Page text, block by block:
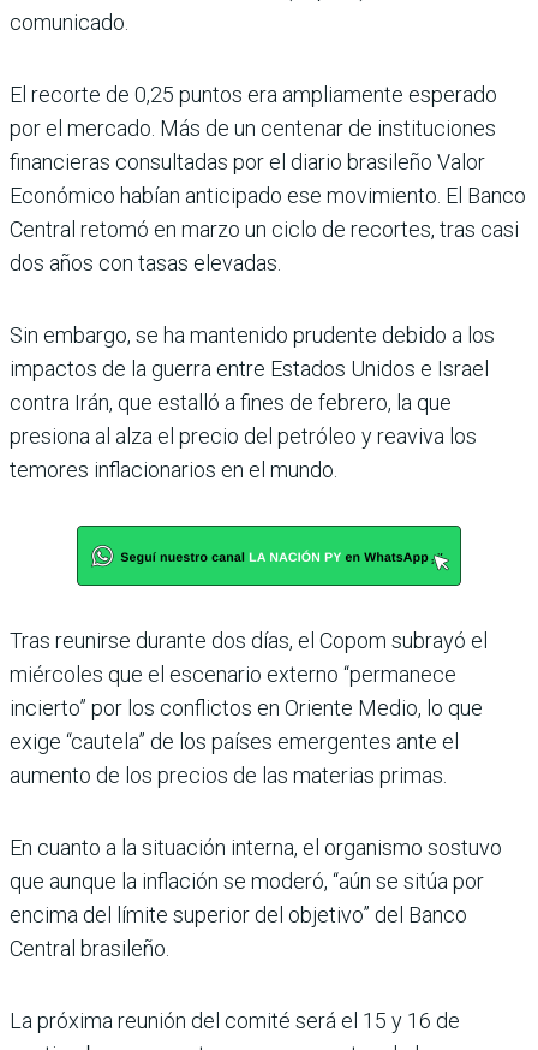
comunicado.
El recorte de 0,25 puntos era ampliamente esperado
por el mercado. Más de un centenar de instituciones
financieras consultadas por el diario brasileño Valor
Económico habían anticipado ese movimiento. El Banco
Central retomó en marzo un ciclo de recortes, tras casi
dos años con tasas elevadas.
Sin embargo, se ha mantenido prudente debido a los
impactos de la guerra entre Estados Unidos e Israel
contra Irán, que estalló a fines de febrero, la que
presiona al alza el precio del petróleo y reaviva los
temores inflacionarios en el mundo.
Tras reunirse durante dos días, el Copom subrayó el
miércoles que el escenario externo “permanece
incierto” por los conflictos en Oriente Medio, lo que
exige “cautela” de los países emergentes ante el
aumento de los precios de las materias primas.
En cuanto a la situación interna, el organismo sostuvo
que aunque la inflación se moderó, “aún se sitúa por
encima del límite superior del objetivo” del Banco
Central brasileño.
La próxima reunión del comité será el 15 y 16 de